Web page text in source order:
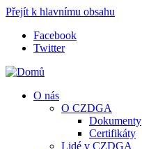
Přejít k hlavnímu obsahu
Facebook
Twitter
O nás
O CZDGA
Dokumenty
Certifikáty
Lidé v CZDGA